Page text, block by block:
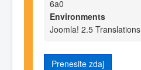
6a0
Environments
Joomla! 2.5 Translations
Prenesite zdaj